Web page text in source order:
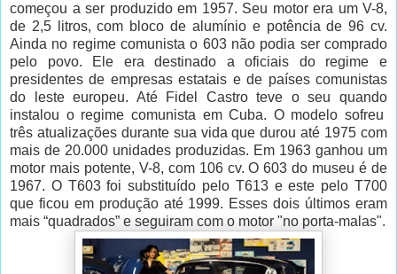
começou a ser produzido em 1957. Seu motor era um V-8,
de 2,5 litros, com bloco de alumínio e potência de 96 cv.
Ainda no regime comunista o 603 não podia ser comprado
pelo povo. Ele era destinado a oficiais do regime e
presidentes de empresas estatais e de países comunistas
do leste europeu. Até Fidel Castro teve o seu quando
instalou o regime comunista em Cuba. O modelo sofreu
três atualizações durante sua vida que durou até 1975 com
mais de 20.000 unidades produzidas. Em 1963 ganhou um
motor mais potente, V-8, com 106 cv. O 603 do museu é de
1967. O T603 foi substituído pelo T613 e este pelo T700
que ficou em produção até 1999. Esses dois últimos eram
mais “quadrados” e seguiram com o motor "no porta-malas".